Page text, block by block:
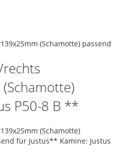
(Schamotte) passend
P50-8 B **
(Schamotte)
für Justus** Kamine: Justus